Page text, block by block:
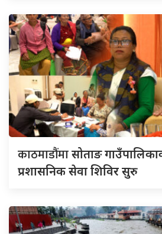
काठमाडौंमासोताङ
प्रशासनिक सेवा शिविर सुरु